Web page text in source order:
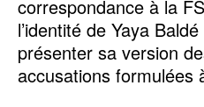
correspondance à la
l’identité de Yaya
présenter sa version
accusations formulées